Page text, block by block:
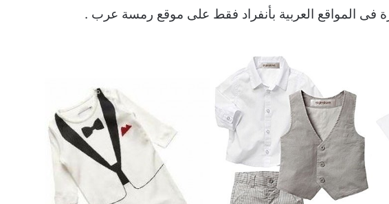
فى المواقع العربية بأنفراد فقط على موقع رمسة عرب .